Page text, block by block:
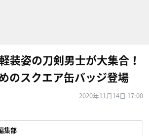
装姿の刀剣男士が大集合！
のスクエア缶バッジ登場
2020年11月14日 17:00
集部